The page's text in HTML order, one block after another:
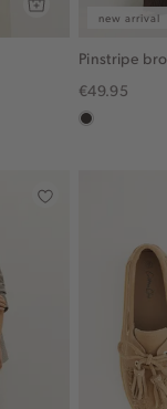
new arrival
Pinstripe
€49.95
choco